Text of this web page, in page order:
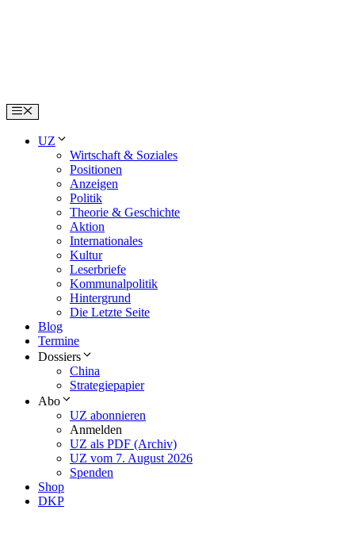
Menu
UZ
Wirtschaft & Soziales
Positionen
Anzeigen
Politik
Theorie & Geschichte
Aktion
Internationales
Kultur
Leserbriefe
Kommunalpolitik
Hintergrund
Die Letzte Seite
Blog
Termine
Dossiers
China
Strategiepapier
Abo
UZ abonnieren
Anmelden
UZ als PDF (Archiv)
UZ vom 7. August 2026
Spenden
Shop
DKP